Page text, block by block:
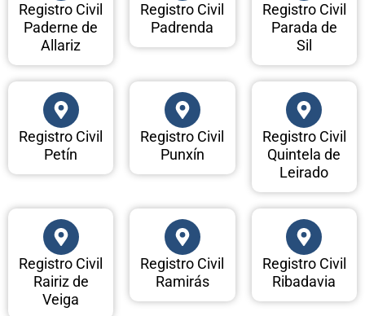
Registro Civil
Paderne de
Allariz
Registro Civil
Padrenda
Registro Civil
Parada de
Sil
Registro Civil
Petín
Registro Civil
Punxín
Registro Civil
Quintela de
Leirado
Registro Civil
Rairiz de
Veiga
Registro Civil
Ramirás
Registro Civil
Ribadavia